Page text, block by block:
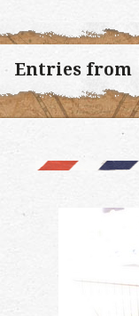
Entries from